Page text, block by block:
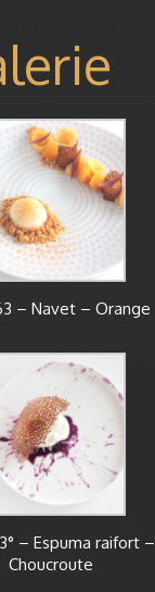
– Navet – Orange
– Espuma raifort –
Choucroute